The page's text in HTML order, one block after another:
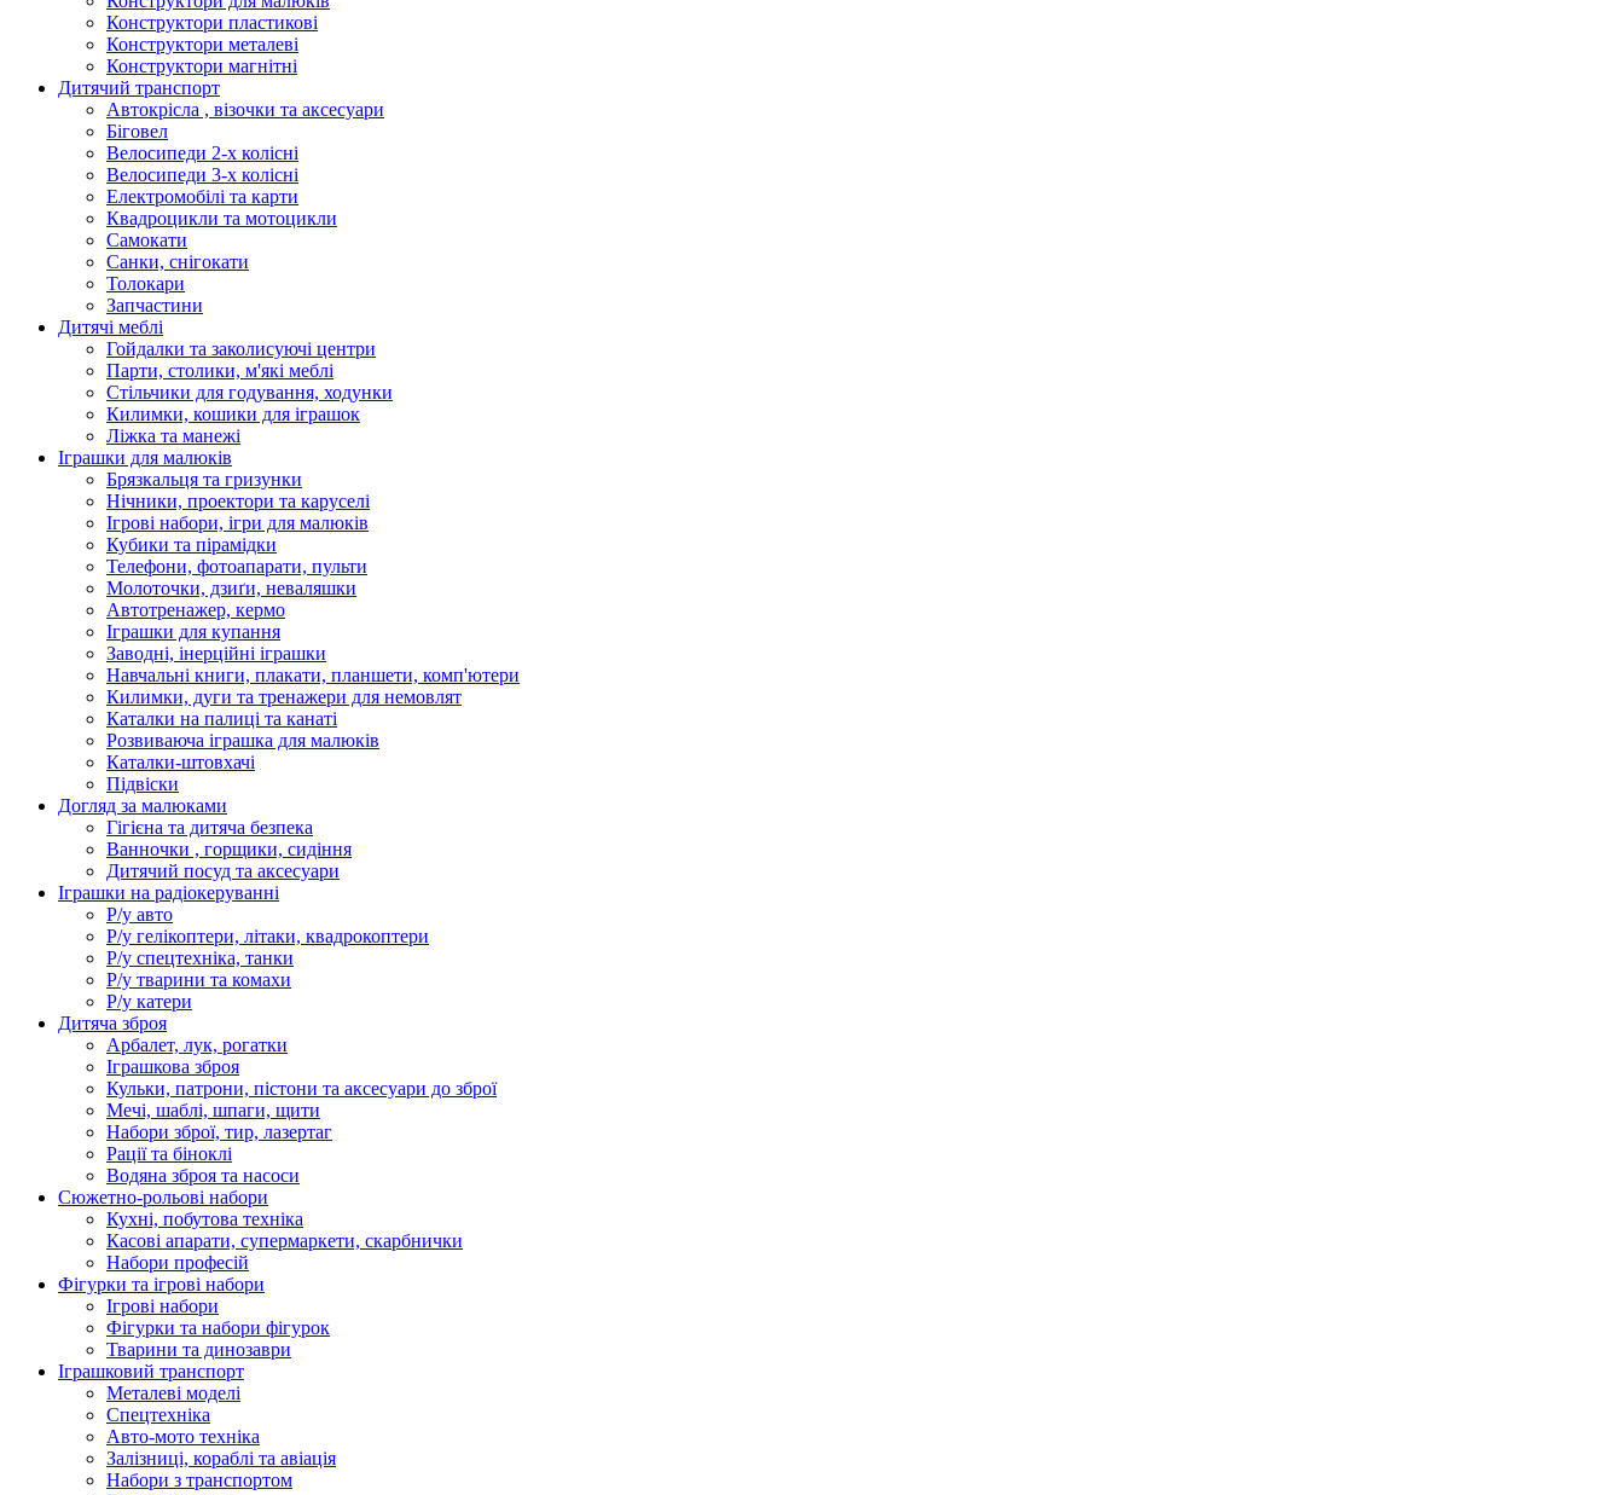
Конструктори пластикові
Конструктори металеві
Конструктори магнітні
Дитячий транспорт
Автокрісла , візочки та аксесуари
Біговел
Велосипеди 2-х колісні
Велосипеди 3-х колісні
Електромобілі та карти
Квадроцикли та мотоцикли
Самокати
Санки, снігокати
Толокари
Запчастини
Дитячі меблі
Гойдалки та заколисуючі центри
Парти, столики, м'які меблі
Стільчики для годування, ходунки
Килимки, кошики для іграшок
Ліжка та манежі
Іграшки для малюків
Брязкальця та гризунки
Нічники, проектори та каруселі
Ігрові набори, ігри для малюків
Кубики та пірамідки
Телефони, фотоапарати, пульти
Молоточки, дзиґи, неваляшки
Автотренажер, кермо
Іграшки для купання
Заводні, інерційні іграшки
Навчальні книги, плакати, планшети, комп'ютери
Килимки, дуги та тренажери для немовлят
Каталки на палиці та канаті
Розвиваюча іграшка для малюків
Каталки-штовхачі
Підвіски
Догляд за малюками
Гігієна та дитяча безпека
Ванночки , горщики, сидіння
Дитячий посуд та аксесуари
Іграшки на радіокеруванні
Р/у авто
Р/у гелікоптери, літаки, квадрокоптери
Р/у спецтехніка, танки
Р/у тварини та комахи
Р/у катери
Дитяча зброя
Арбалет, лук, рогатки
Іграшкова зброя
Кульки, патрони, пістони та аксесуари до зброї
Мечі, шаблі, шпаги, щити
Набори зброї, тир, лазертаг
Рації та біноклі
Водяна зброя та насоси
Сюжетно-рольові набори
Кухні, побутова техніка
Касові апарати, супермаркети, скарбнички
Набори професій
Фігурки та ігрові набори
Ігрові набори
Фігурки та набори фігурок
Тварини та динозаври
Іграшковий транспорт
Металеві моделі
Спецтехніка
Авто-мото техніка
Залізниці, кораблі та авіація
Набори з транспортом